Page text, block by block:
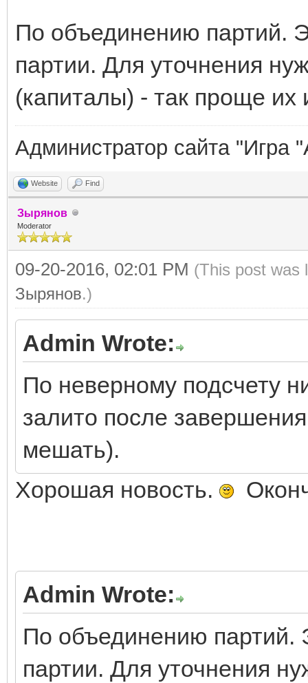
По объединению партий.
партии. Для уточнения
(капиталы) - так проще их
Администратор сайта "Игра
Website Find
Зырянов
Moderator
09-20-2016, 02:01 PM (This post was
Зырянов.)
Admin Wrote:
По неверному подсчету
залито после
мешать).
Хорошая новость.
Admin Wrote:
По объединению партий.
партии. Для уточнения